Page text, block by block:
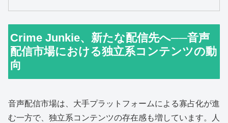
Crime Junkie、新たな配信先へ──音声
配信市場における独立系コンテンツの動
向
音声配信市場は、大手プラットフォームによる寡占化が進
む一方で、独立系コンテンツの存在感も増しています。人